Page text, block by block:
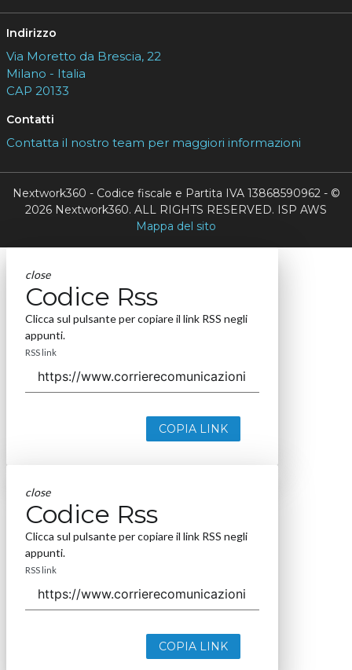
Indirizzo
Via Moretto da Brescia, 22
Milano - Italia
CAP 20133
Contatti
Contatta il nostro team per maggiori informazioni
Nextwork360 - Codice fiscale e Partita IVA 13868590962 - ©
2026 Nextwork360. ALL RIGHTS RESERVED. ISP AWS
Mappa del sito
close
Codice Rss
Clicca sul pulsante per copiare il link RSS negli
appunti.
RSS link
COPIA LINK
close
Codice Rss
Clicca sul pulsante per copiare il link RSS negli
appunti.
RSS link
COPIA LINK